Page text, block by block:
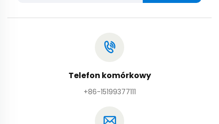
Telefon komórkowy
+86-15199377111